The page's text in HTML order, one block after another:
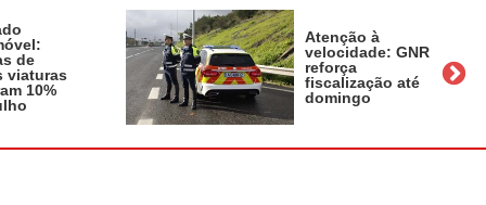
de
viaturas
10%
Atenção à
velocidade: GNR
reforça
fiscalização até
domingo